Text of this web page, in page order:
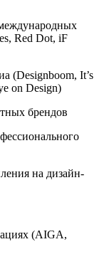
Red Dot, iF
(Designboom, It’s
on Design)
брендов
на дизайн-
(AIGA,